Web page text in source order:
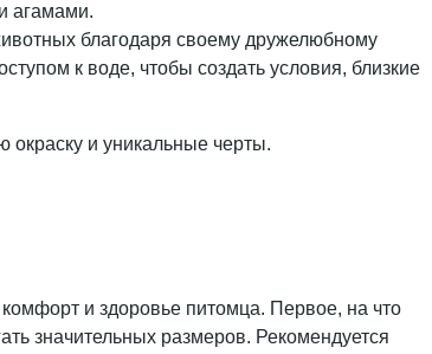
агамами.
благодаря своему дружелюбному
к воде, чтобы создать условия, близкие
окраску и уникальные черты.
и здоровье питомца. Первое, на что
значительных размеров. Рекомендуется